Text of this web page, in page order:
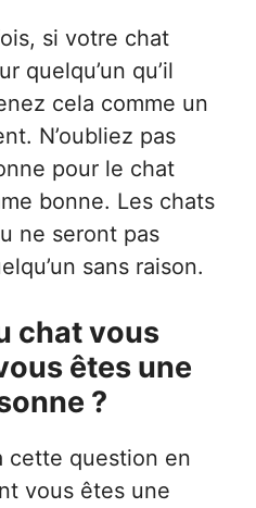
si votre chat
quelqu’un qu’il
cela comme un
N’oubliez pas
pour le chat
bonne. Les chats
ne seront pas
sans raison.
chat vous
êtes une
?
cette question en
vous êtes une